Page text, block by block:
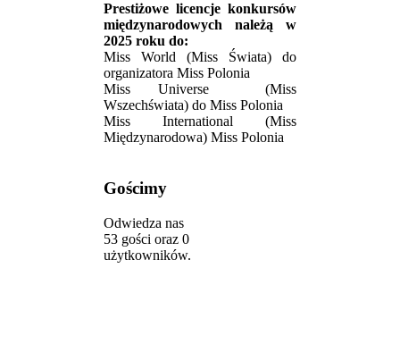
Prestiżowe licencje konkursów
międzynarodowych należą w
2025 roku do:
Miss World (Miss Świata) do
organizatora Miss Polonia
Miss Universe (Miss
Wszechświata) do Miss Polonia
Miss International (Miss
Międzynarodowa) Miss Polonia
Gościmy
Odwiedza nas
53 gości oraz 0
użytkowników.